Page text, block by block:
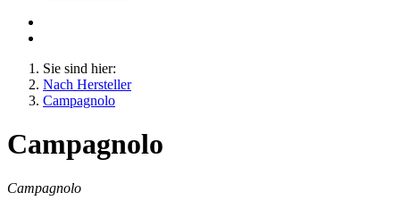
Sie sind hier:
Nach Hersteller
Campagnolo
Campagnolo
Campagnolo